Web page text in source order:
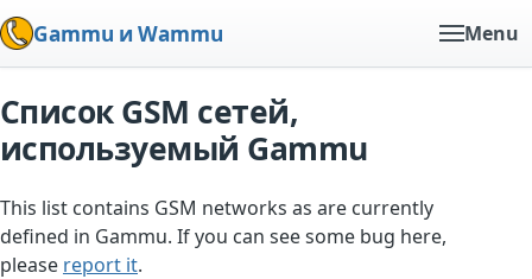
Gammu и Wammu Menu
Список GSM сетей,
используемый Gammu
This list contains GSM networks as are currently
defined in Gammu. If you can see some bug here,
please report it.